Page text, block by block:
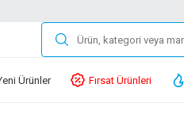
Ürünler Fırsat Ürünleri